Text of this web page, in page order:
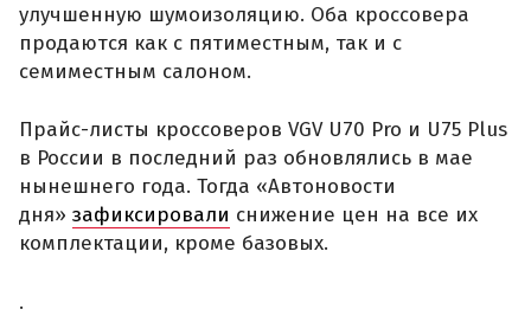
улучшенную шумоизоляцию. Оба кроссовера
продаются как с пятиместным, так и с
семиместным салоном.
Прайс-листы кроссоверов VGV U70 Pro и U75 Plus
в России в последний раз обновлялись в мае
нынешнего года. Тогда «Автоновости
дня» зафиксировали снижение цен на все их
комплектации, кроме базовых.
.